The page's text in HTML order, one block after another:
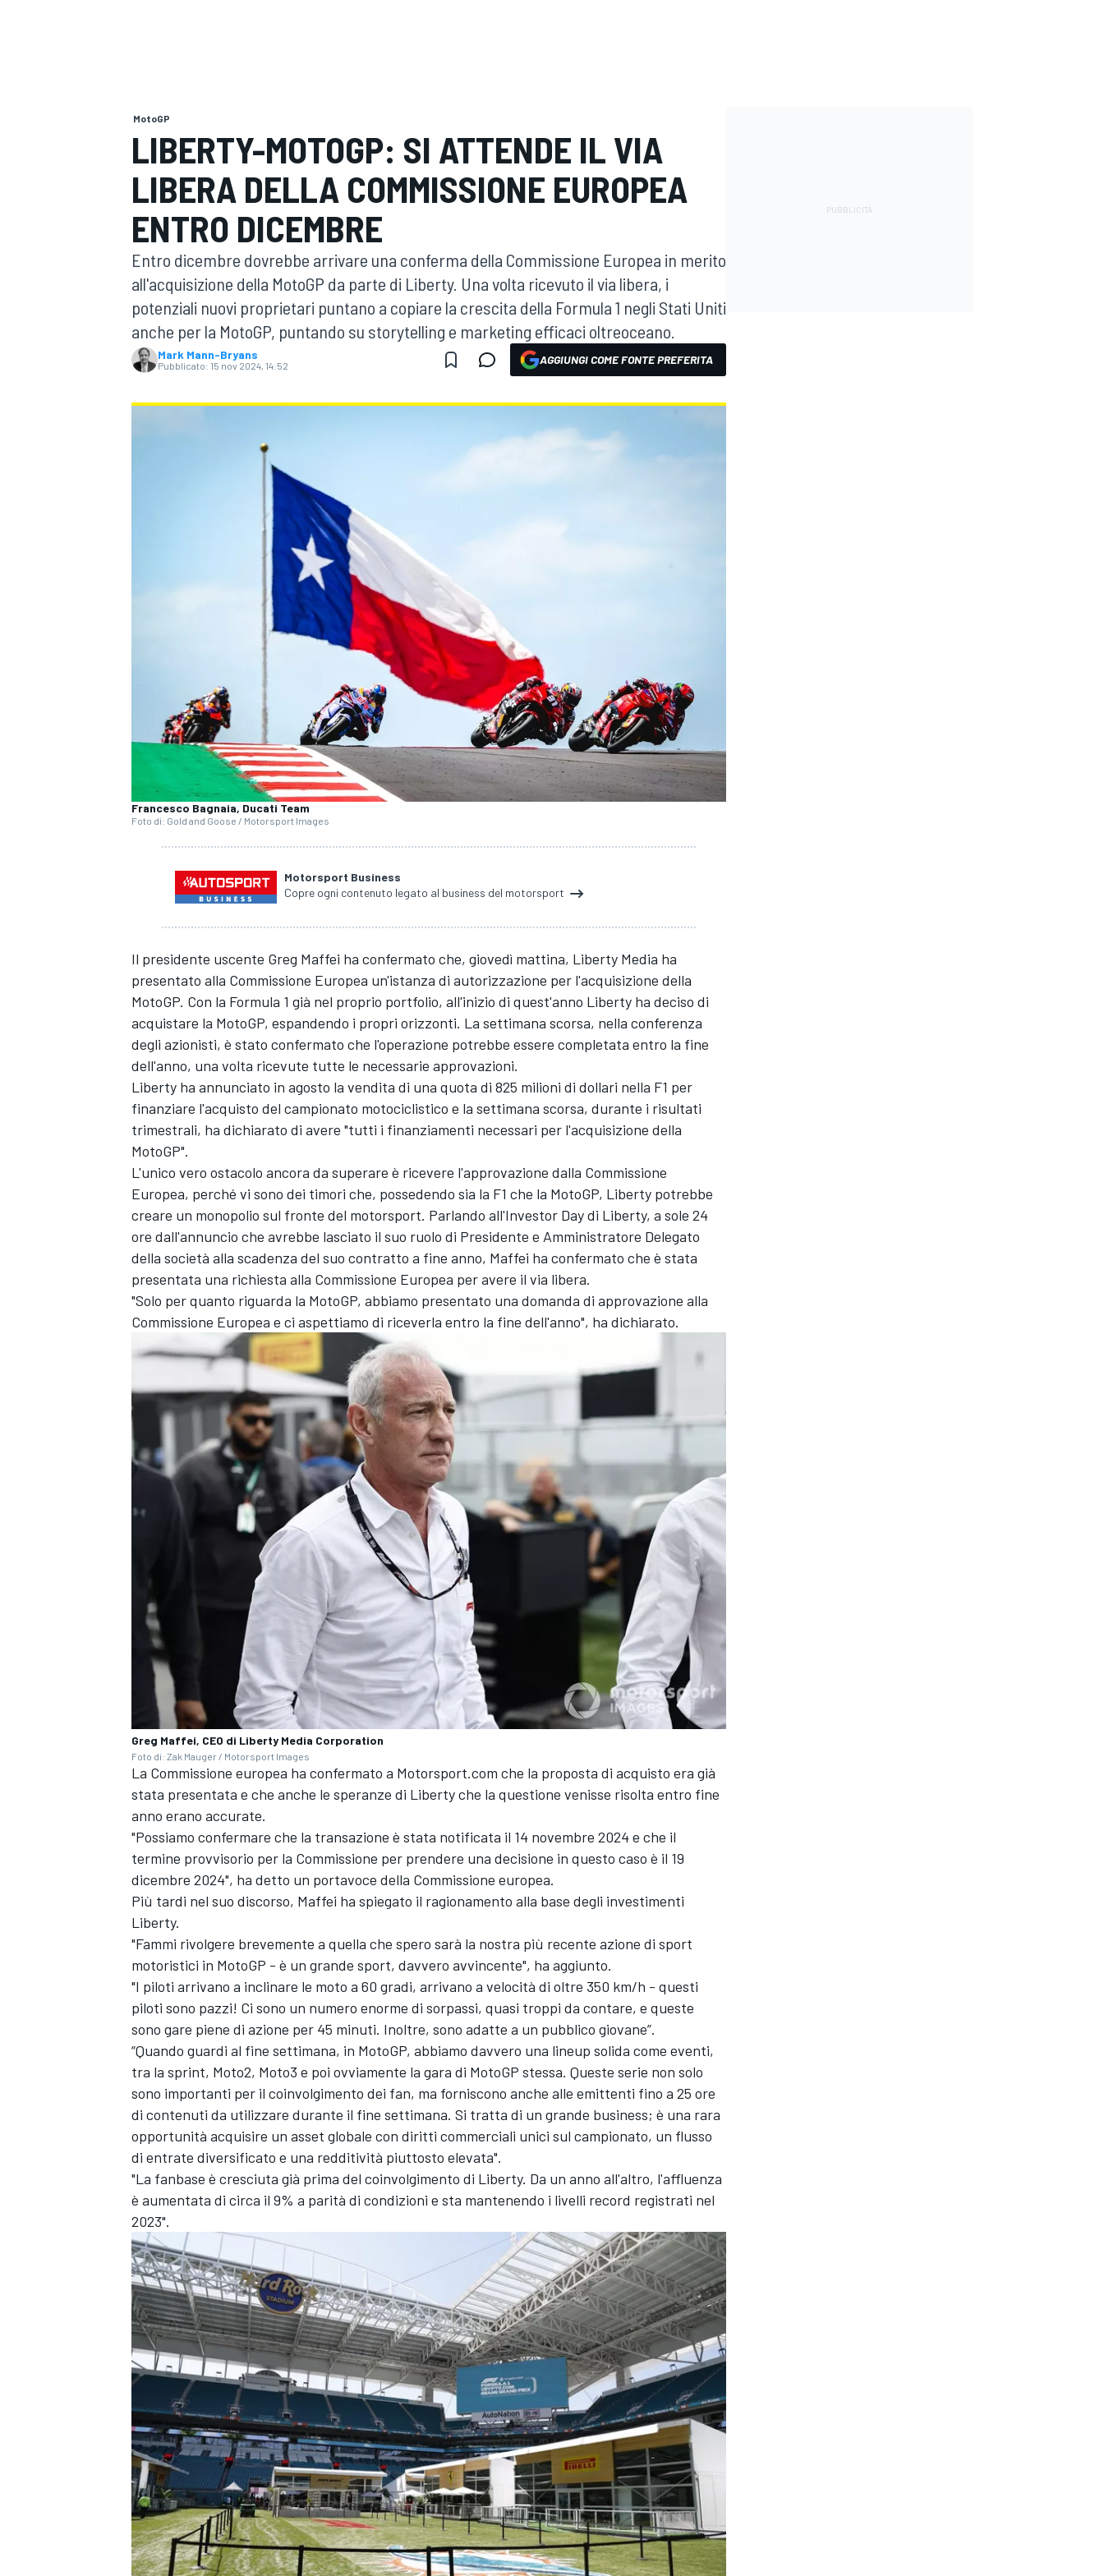
WRC
MONOPOSTO
ENDURANCE/GT
MONOMARCA
RALLY
MotoGP
LIBERTY-MOTOGP: SI ATTENDE IL VIA
LIBERA DELLA COMMISSIONE EUROPEA
ENTRO DICEMBRE
Entro dicembre dovrebbe arrivare una conferma della Commissione Europea in merito
all'acquisizione della MotoGP da parte di Liberty. Una volta ricevuto il via libera, i
potenziali nuovi proprietari puntano a copiare la crescita della Formula 1 negli Stati Uniti
anche per la MotoGP, puntando su storytelling e marketing efficaci oltreoceano.
Mark Mann-Bryans
Pubblicato: 15 nov 2024, 14:52 AGGIUNGI COME FONTE PREFERITA
Francesco Bagnaia, Ducati Team
Foto di: Gold and Goose / Motorsport Images
Motorsport Business
Copre ogni contenuto legato al business del motorsport
Il presidente uscente Greg Maffei ha confermato che, giovedì mattina, Liberty Media ha
presentato alla Commissione Europea un'istanza di autorizzazione per l'acquisizione della
MotoGP. Con la Formula 1 già nel proprio portfolio, all'inizio di quest'anno Liberty ha deciso di
acquistare la MotoGP, espandendo i propri orizzonti. La settimana scorsa, nella conferenza
degli azionisti, è stato confermato che l'operazione potrebbe essere completata entro la fine
dell'anno, una volta ricevute tutte le necessarie approvazioni.
Liberty ha annunciato in agosto la vendita di una quota di 825 milioni di dollari nella F1 per
finanziare l'acquisto del campionato motociclistico e la settimana scorsa, durante i risultati
trimestrali, ha dichiarato di avere "tutti i finanziamenti necessari per l'acquisizione della
MotoGP".
L'unico vero ostacolo ancora da superare è ricevere l'approvazione dalla Commissione
Europea, perché vi sono dei timori che, possedendo sia la F1 che la MotoGP, Liberty potrebbe
creare un monopolio sul fronte del motorsport. Parlando all'Investor Day di Liberty, a sole 24
ore dall'annuncio che avrebbe lasciato il suo ruolo di Presidente e Amministratore Delegato
della società alla scadenza del suo contratto a fine anno, Maffei ha confermato che è stata
presentata una richiesta alla Commissione Europea per avere il via libera.
"Solo per quanto riguarda la MotoGP, abbiamo presentato una domanda di approvazione alla
Commissione Europea e ci aspettiamo di riceverla entro la fine dell'anno", ha dichiarato.
Greg Maffei, CEO di Liberty Media Corporation
Foto di: Zak Mauger / Motorsport Images
La Commissione europea ha confermato a Motorsport.com che la proposta di acquisto era già
stata presentata e che anche le speranze di Liberty che la questione venisse risolta entro fine
anno erano accurate.
"Possiamo confermare che la transazione è stata notificata il 14 novembre 2024 e che il
termine provvisorio per la Commissione per prendere una decisione in questo caso è il 19
dicembre 2024", ha detto un portavoce della Commissione europea.
Più tardi nel suo discorso, Maffei ha spiegato il ragionamento alla base degli investimenti
Liberty.
"Fammi rivolgere brevemente a quella che spero sarà la nostra più recente azione di sport
motoristici in MotoGP - è un grande sport, davvero avvincente", ha aggiunto.
"I piloti arrivano a inclinare le moto a 60 gradi, arrivano a velocità di oltre 350 km/h - questi
piloti sono pazzi! Ci sono un numero enorme di sorpassi, quasi troppi da contare, e queste
sono gare piene di azione per 45 minuti. Inoltre, sono adatte a un pubblico giovane”.
“Quando guardi al fine settimana, in MotoGP, abbiamo davvero una lineup solida come eventi,
tra la sprint, Moto2, Moto3 e poi ovviamente la gara di MotoGP stessa. Queste serie non solo
sono importanti per il coinvolgimento dei fan, ma forniscono anche alle emittenti fino a 25 ore
di contenuti da utilizzare durante il fine settimana. Si tratta di un grande business; è una rara
opportunità acquisire un asset globale con diritti commerciali unici sul campionato, un flusso
di entrate diversificato e una redditività piuttosto elevata".
"La fanbase è cresciuta già prima del coinvolgimento di Liberty. Da un anno all'altro, l'affluenza
è aumentata di circa il 9% a parità di condizioni e sta mantenendo i livelli record registrati nel
2023".